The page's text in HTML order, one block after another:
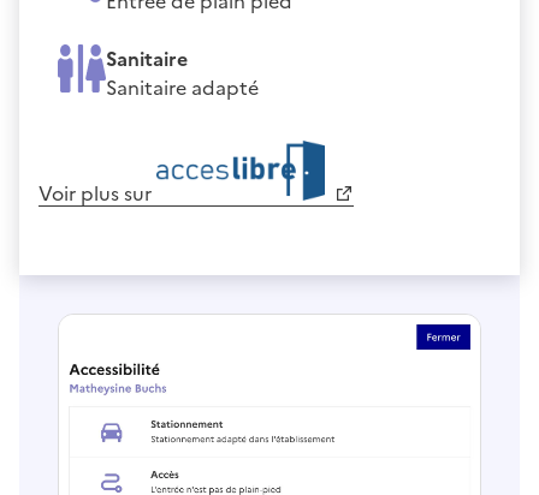
Sanitaire
Sanitaire adapté
Voir plus sur